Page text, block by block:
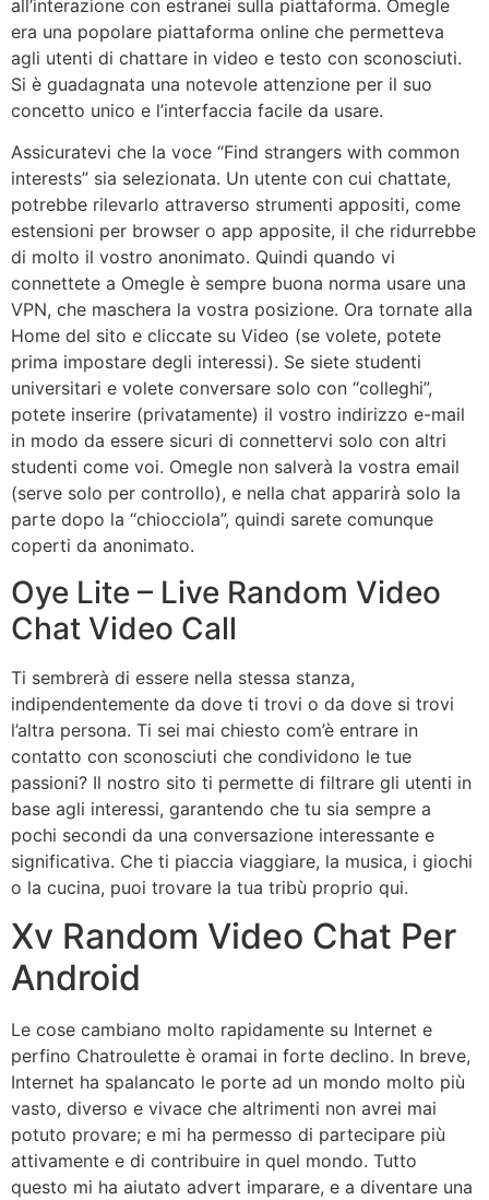
all’interazione con estranei sulla piattaforma. Omegle
era una popolare piattaforma online che permetteva
agli utenti di chattare in video e testo con sconosciuti.
Si è guadagnata una notevole attenzione per il suo
concetto unico e l’interfaccia facile da usare.
Assicuratevi che la voce “Find strangers with common
interests” sia selezionata. Un utente con cui chattate,
potrebbe rilevarlo attraverso strumenti appositi, come
estensioni per browser o app apposite, il che ridurrebbe
di molto il vostro anonimato. Quindi quando vi
connettete a Omegle è sempre buona norma usare una
VPN, che maschera la vostra posizione. Ora tornate alla
Home del sito e cliccate su Video (se volete, potete
prima impostare degli interessi). Se siete studenti
universitari e volete conversare solo con “colleghi”,
potete inserire (privatamente) il vostro indirizzo e-mail
in modo da essere sicuri di connettervi solo con altri
studenti come voi. Omegle non salverà la vostra email
(serve solo per controllo), e nella chat apparirà solo la
parte dopo la “chiocciola”, quindi sarete comunque
coperti da anonimato.
Oye Lite – Live Random Video
Chat Video Call
Ti sembrerà di essere nella stessa stanza,
indipendentemente da dove ti trovi o da dove si trovi
l’altra persona. Ti sei mai chiesto com’è entrare in
contatto con sconosciuti che condividono le tue
passioni? Il nostro sito ti permette di filtrare gli utenti in
base agli interessi, garantendo che tu sia sempre a
pochi secondi da una conversazione interessante e
significativa. Che ti piaccia viaggiare, la musica, i giochi
o la cucina, puoi trovare la tua tribù proprio qui.
Xv Random Video Chat Per
Android
Le cose cambiano molto rapidamente su Internet e
perfino Chatroulette è oramai in forte declino. In breve,
Internet ha spalancato le porte ad un mondo molto più
vasto, diverso e vivace che altrimenti non avrei mai
potuto provare; e mi ha permesso di partecipare più
attivamente e di contribuire in quel mondo. Tutto
questo mi ha aiutato advert imparare, e a diventare una